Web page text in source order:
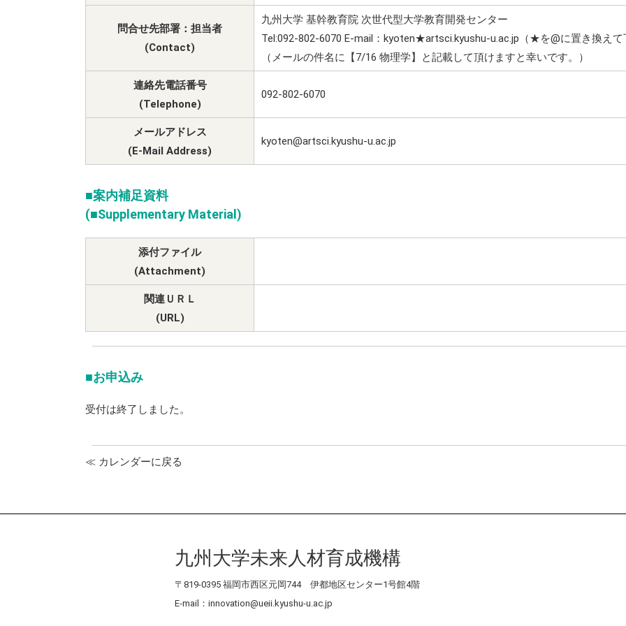
問合せ先部署：担当者
(Contact)
九州大学 基幹教育院 次世代型大学教育開発センター
Tel:092-802-6070 E-mail：kyoten★artsci.kyushu-u.ac.jp（★を@に置き換えて
（メールの件名に【7/16 物理学】と記載して頂けますと幸いです。）
連絡先電話番号
(Telephone)
092-802-6070
メールアドレス
(E-Mail Address)
kyoten@artsci.kyushu-u.ac.jp
■案内補足資料
(■Supplementary Material)
添付ファイル
(Attachment)
関連ＵＲＬ
(URL)
■お申込み
受付は終了しました。
≪ カレンダーに戻る
九州大学未来人材育成機構
〒819-0395 福岡市西区元岡744 伊都地区センター1号館4階
E-mail：innovation@ueii.kyushu-u.ac.jp